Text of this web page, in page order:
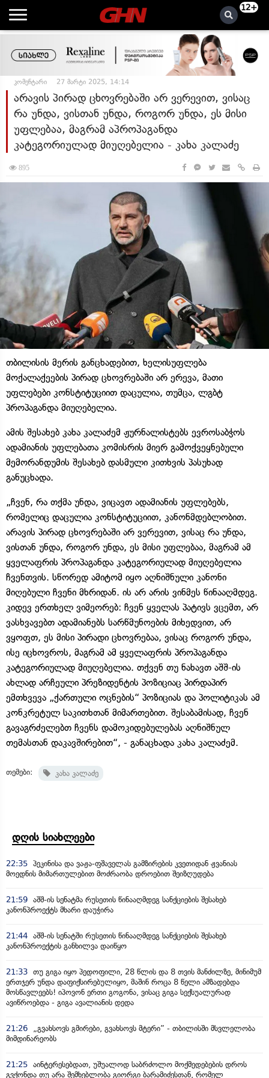
12+
კომენტარი 27 მარტი 2025, 14:14
არავის პირად ცხოვრებაში არ ვერევით, ვისაც
რა უნდა, ვისთან უნდა, როგორ უნდა, ეს მისი
უფლებაა, მაგრამ აპროპაგანდა
კატეგორიულად მიუღებელია - კახა კალაძე
895
თბილისის მერის განცხადებით, ხელისუფლება
მოქალაქეების პირად ცხოვრებაში არ ერევა, მათი
უფლებები კონსტიტუციით დაცულია, თუმცა, ლგბტ
პროპაგანდა მიუღებელია.
ამის შესახებ კახა კალაძემ ჟურნალისტებს ევროსაბჭოს
ადამიანის უფლებათა კომისრის მიერ გამოქვეყნებული
მემორანდუმის შესახებ დასმული კითხვის პასუხად
განუცხადა.
„ჩვენ, რა თქმა უნდა, ვიცავთ ადამიანის უფლებებს,
რომელიც დაცულია კონსტიტუციით, კანონმდებლობით.
არავის პირად ცხოვრებაში არ ვერევით, ვისაც რა უნდა,
ვისთან უნდა, როგორ უნდა, ეს მისი უფლებაა, მაგრამ ამ
ყველაფრის პროპაგანდა კატეგორიულად მიუღებელია
ჩვენთვის. სწორედ ამიტომ იყო აღნიშნული კანონი
მიღებული ჩვენი მხრიდან. ის არ არის ვინმეს წინააღმდეგ.
კიდევ ერთხელ ვიმეორებ: ჩვენ ყველას პატივს ვცემთ, არ
ვასხვავებთ ადამიანებს სარწმუნოების მიხედვით, არ
ვყოფთ, ეს მისი პირადი ცხოვრებაა, ვისაც როგორ უნდა,
ისე იცხოვროს, მაგრამ ამ ყველაფრის პროპაგანდა
კატეგორიულად მიუღებელია. თქვენ თუ ნახავთ აშშ-ის
ახლად არჩეული პრეზიდენტის პოზიციაც პირდაპირ
ემთხვევა „ქართული ოცნების“ პოზიციას და პოლიტიკას ამ
კონკრეტულ საკითხთან მიმართებით. შესაბამისად, ჩვენ
გავაგრძელებთ ჩვენს დამოკიდებულებას აღნიშნულ
თემასთან დაკავშირებით“, - განაცხადა კახა კალაძემ.
თემები: კახა კალაძე
დღის სიახლეები
22:35 პეკინისა და ვაჟა-ფშაველას გამზირების კვეთიდან ჟვანიას
მოედნის მიმართულებით მოძრაობა დროებით შეიზღუდება
21:59 აშშ-ის სენატმა რუსეთის წინააღმდეგ სანქციების შესახებ
კანონპროექტს მხარი დაუჭირა
21:44 აშშ-ის სენატში რუსეთის წინააღმდეგ სანქციების შესახებ
კანონპროექტის განხილვა დაიწყო
21:33 თუ გიგა იყო პედოფილი, 28 წლის და 8 თვის მანძილზე, მინიმუმ
ერთჯერ უნდა დაფიქსირებულიყო, მაშინ როცა 8 წელი ამზადებდა
მოსწავლეებს! იპოვონ ერთი გოგონა, ვისაც გიგა სექსუალურად
ავიწროებდა - გიგა ავალიანის დედა
21:26
„გვახსოვს გმირები, გვახსოვს მტერი” - თბილისში მსვლელობა
მიმდინარეობს
21:25 აინტერესებდათ, უშუალოდ საბრძოლო მოქმედებების დროს
გვქონდა თუ არა შემხებლობა გიორგი ბარამიძესთან, რომელ